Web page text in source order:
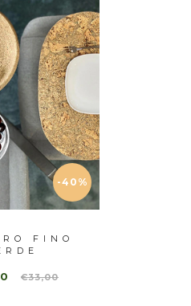
-40%
FINO
€33,00